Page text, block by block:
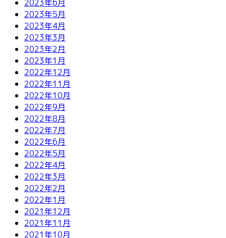
2023年6月
2023年5月
2023年4月
2023年3月
2023年2月
2023年1月
2022年12月
2022年11月
2022年10月
2022年9月
2022年8月
2022年7月
2022年6月
2022年5月
2022年4月
2022年3月
2022年2月
2022年1月
2021年12月
2021年11月
2021年10月